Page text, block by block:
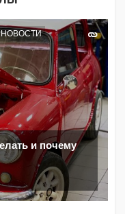
НОВОСТИ
и почему